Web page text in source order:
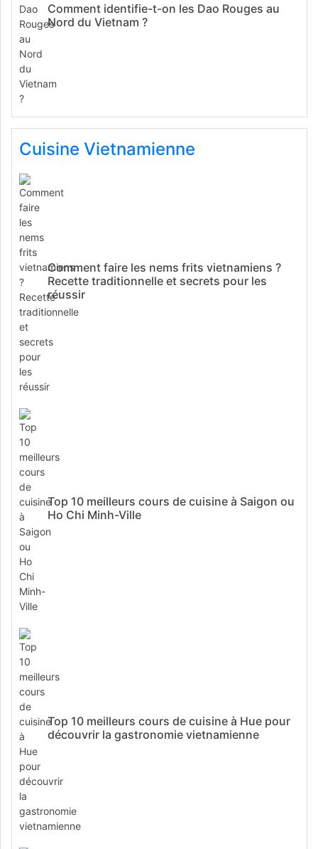
Comment identifie-t-on les Dao Rouges au
Nord du Vietnam ?
Cuisine Vietnamienne
Comment faire les nems frits vietnamiens ?
Recette traditionnelle et secrets pour les
réussir
Top 10 meilleurs cours de cuisine à Saigon ou
Ho Chi Minh-Ville
Top 10 meilleurs cours de cuisine à Hue pour
découvrir la gastronomie vietnamienne